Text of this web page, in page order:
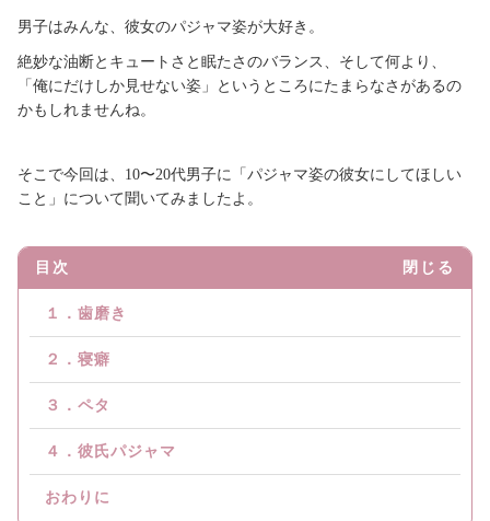
男子はみんな、彼女のパジャマ姿が大好き。
絶妙な油断とキュートさと眠たさのバランス、そして何より、
「俺にだけしか見せない姿」というところにたまらなさがあるの
かもしれませんね。
そこで今回は、10〜20代男子に「パジャマ姿の彼女にしてほしい
こと」について聞いてみましたよ。
目次 閉じる
１．歯磨き
２．寝癖
３．ペタ
４．彼氏パジャマ
おわりに